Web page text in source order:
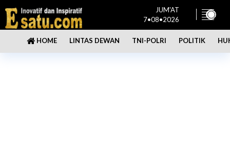
JUM'AT
7•08•2026
HOME LINTAS DEWAN TNI-POLRI POLITIK